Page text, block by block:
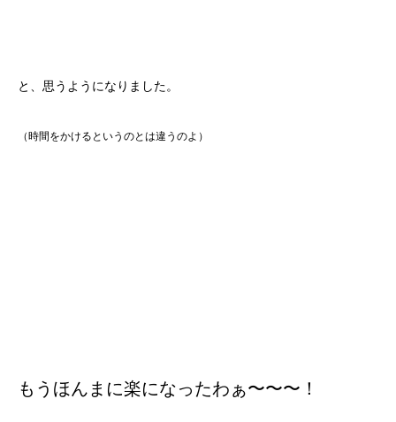
と、思うようになりました。
（時間をかけるというのとは違うのよ）
もうほんまに楽になったわぁ〜〜〜！